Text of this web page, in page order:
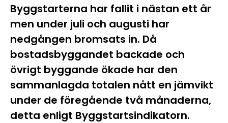
Byggstarterna har fallit i nästan ett år
men under juli och augusti har
nedgången bromsats in. Då
bostadsbyggandet backade och
övrigt byggande ökade har den
sammanlagda totalen nått en jämvikt
under de föregående två månaderna,
detta enligt Byggstartsindikatorn.